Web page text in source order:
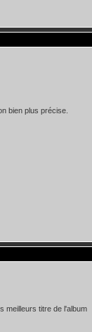
bien plus précise.
meilleurs titre de l'album